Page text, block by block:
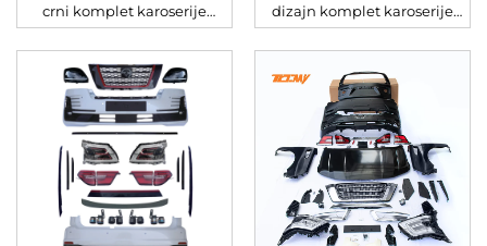
crni komplet karoserije
2016-2020 Y62
dizajn komplet karoserije
rešetka, spoiler za Nissan
Patrol Y62 2016 2017 2018 2019
2020